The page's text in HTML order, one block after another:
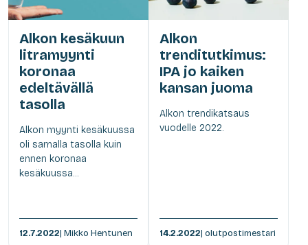
Alkon kesäkuun
litramyynti
koronaa
edeltävällä
tasolla
Alkon myynti kesäkuussa
oli samalla tasolla kuin
ennen koronaa
kesäkuussa...
12.7.2022| Mikko Hentunen
Alkon
trenditutkimus:
IPA jo kaiken
kansan juoma
Alkon trendikatsaus
vuodelle 2022.
14.2.2022| olutpostimestari